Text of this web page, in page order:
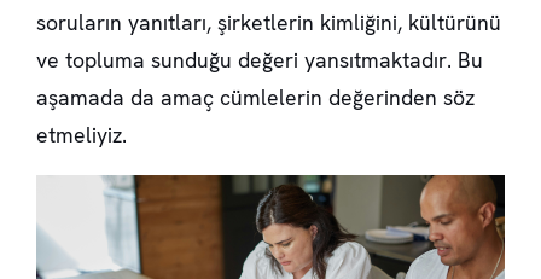
soruların yanıtları, şirketlerin kimliğini, kültürünü
ve topluma sunduğu değeri yansıtmaktadır. Bu
aşamada da amaç cümlelerin değerinden söz
etmeliyiz.